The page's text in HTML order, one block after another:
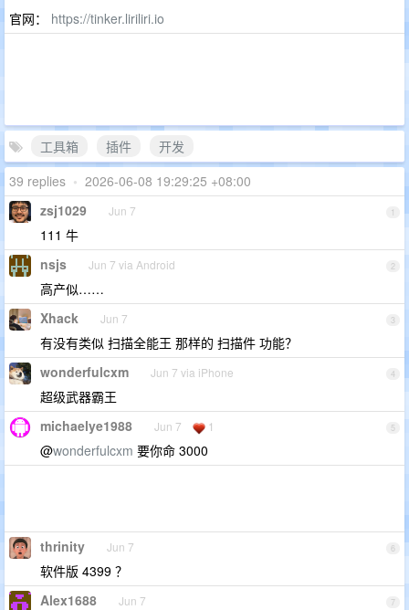
官网： https://tinker.liriliri.io
工具箱 插件
开发
39 replies • 2026-06-08 19:29:25 +08:00
1
zsj1029 Jun 7
111 牛
2
nsjs Jun 7 via Android
高产似……
3
Xhack Jun 7
有没有类似 扫描全能王 那样的 扫描件 功能？
4
wonderfulcxm Jun 7 via iPhone
超级武器霸王
5
michaelye1988 Jun 7 1
@wonderfulcxm 要你命 3000
6
thrinity Jun 7
软件版 4399 ？
7
Alex1688 Jun 7